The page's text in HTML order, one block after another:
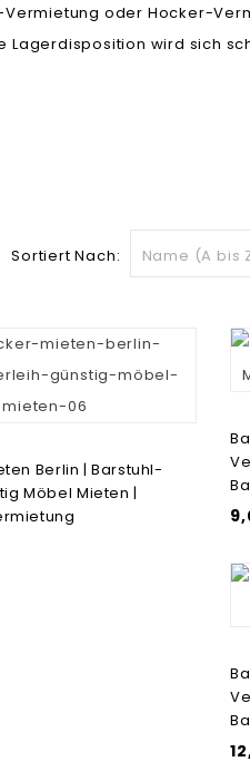
oder Hocker-
Lagerdisposition wird sich
Sortiert Nach: Name (A bis
Berlin | Barstuhl-
Möbel Mieten |